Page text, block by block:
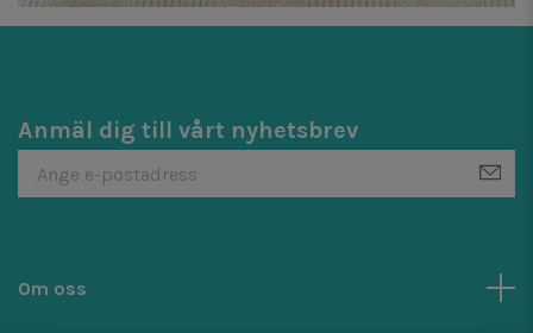
Anmäl dig till vårt nyhetsbrev
Om oss